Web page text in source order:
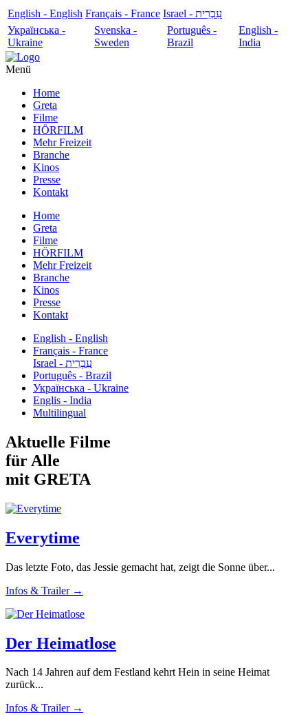
English - English Français - France
עִבְרִית - Israel
Українська -
Ukraine
Svenska -
Sweden
Português -
Brazil
English -
India
Menü
Home
Greta
Filme
HÖRFILM
Mehr Freizeit
Branche
Kinos
Presse
Kontakt
Home
Greta
Filme
HÖRFILM
Mehr Freizeit
Branche
Kinos
Presse
Kontakt
English - English
Français - France
עִבְרִית - Israel
Português - Brazil
Українська - Ukraine
Englis - India
Multilingual
Aktuelle Filme
für Alle
mit GRETA
Everytime
Das letzte Foto, das Jessie gemacht hat, zeigt die Sonne über...
Infos & Trailer →
Der Heimatlose
Nach 14 Jahren auf dem Festland kehrt Hein in seine Heimat
zurück...
Infos & Trailer →